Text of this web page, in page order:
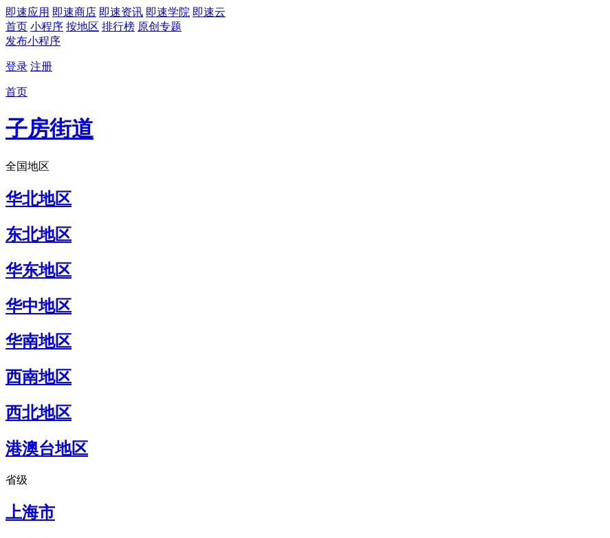
即速应用 即速商店 即速资讯 即速学院 即速云
首页 小程序 按地区 排行榜 原创专题
发布小程序
登录 注册
首页
子房街道
全国地区
华北地区
东北地区
华东地区
华中地区
华南地区
西南地区
西北地区
港澳台地区
省级
上海市